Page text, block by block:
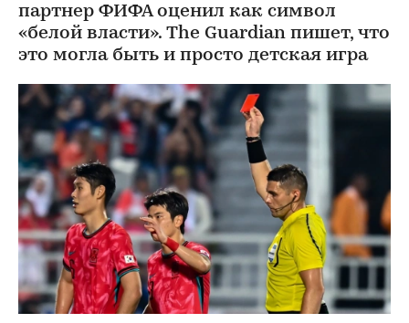
партнер ФИФА оценил как символ
«белой власти». The Guardian пишет, что
это могла быть и просто детская игра